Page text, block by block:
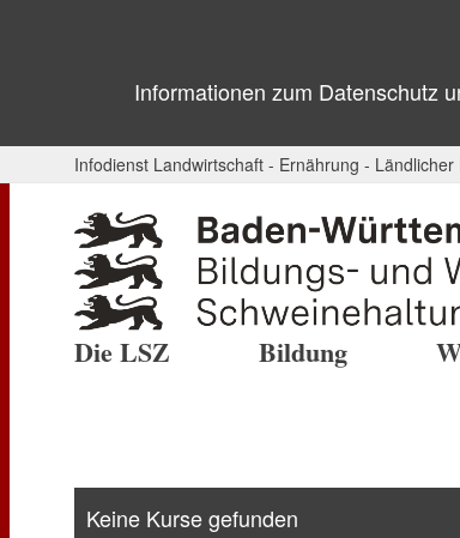
Informationen zum Datenschutz
Infodienst Landwirtschaft - Ernährung - Ländlicher
Die LSZ Bildung
Keine Kurse gefunden